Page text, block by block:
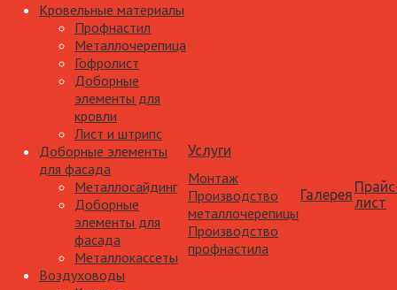
Кровельные материалы
Профнастил
Металлочерепица
Гофролист
Доборные
элементы для
кровли
Лист и штрипс
Доборные элементы
для фасада
Металлосайдинг
Доборные
элементы для
фасада
Металлокассеты
Воздуховоды
Услуги
Монтаж
Производство
металлочерепицы
Производство
профнастила
Галерея лист